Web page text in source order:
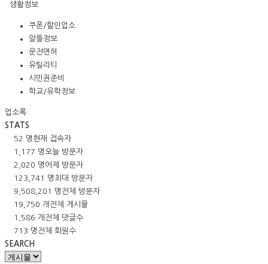
생활정보
쿠폰/할인업소
알뜰정보
운전면허
유틸리티
시민권준비
학교/유학정보
업소록
STATS
52 명 현재 접속자
1,177 명오늘 방문자
2,020 명 어제 방문자
123,741 명 최대 방문자
9,508,201 명 전체 방문자
19,750 개 전체 게시물
1,586 개 전체 댓글수
713 명 전체 회원수
SEARCH